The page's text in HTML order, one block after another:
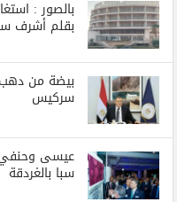
بالصور :
بقلم أشرف
بيضة من دهب
سركيس
عيسى وحنفي
سبا بالغردقة